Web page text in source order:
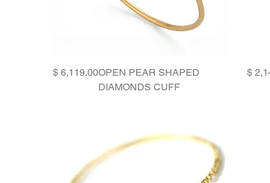
OPEN PEAR SHAPED
DIAMONDS CUFF
Price‏6,119.00 ‏$